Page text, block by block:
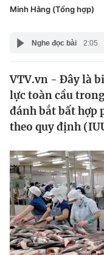
Pháp luật
Thế giới
Tin tức
Thế giới đó đây
Câu chuyện quốc tế
Tài chính
Thị trường
Góc doanh nghiệp
Dữ liệu và đời
Truyền hình
Phim VTV
Giải trí
Y tế
Công nghệ
Minh Hằng (Tổng hợp)
Nghe đọc bài 2:05
VTV.vn - Đây là
lực toàn cầu
đánh bắt bất hợp
theo quy định